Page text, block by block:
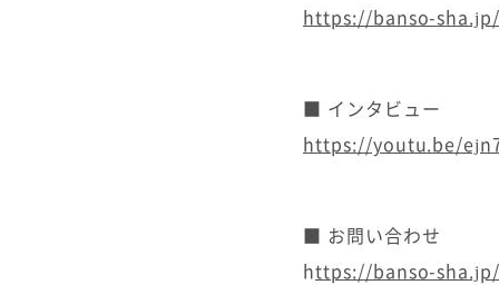
https://banso-
■ インタビュー
https://youtu.be/
■ お問い合わせ
https://banso-